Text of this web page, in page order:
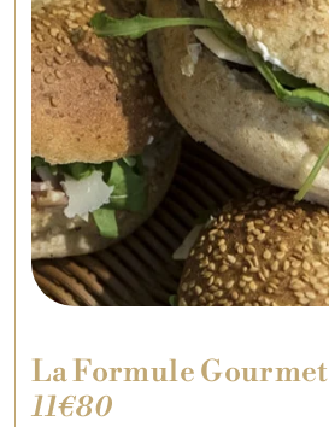
La Formule Gourmet
11€80